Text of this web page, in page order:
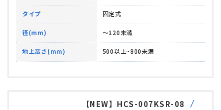
タイプ 固定式
径(mm) ～120未満
地上高さ(mm) 500以上~800未満
【NEW】HCS-007KSR-08